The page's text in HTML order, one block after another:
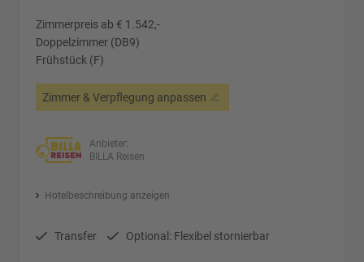
Zimmerpreis ab € 1.542,-
Doppelzimmer (DB9)
Frühstück (F)
Zimmer & Verpflegung anpassen
Anbieter:
BILLA Reisen
Hotelbeschreibung anzeigen
Transfer Optional: Flexibel stornierbar